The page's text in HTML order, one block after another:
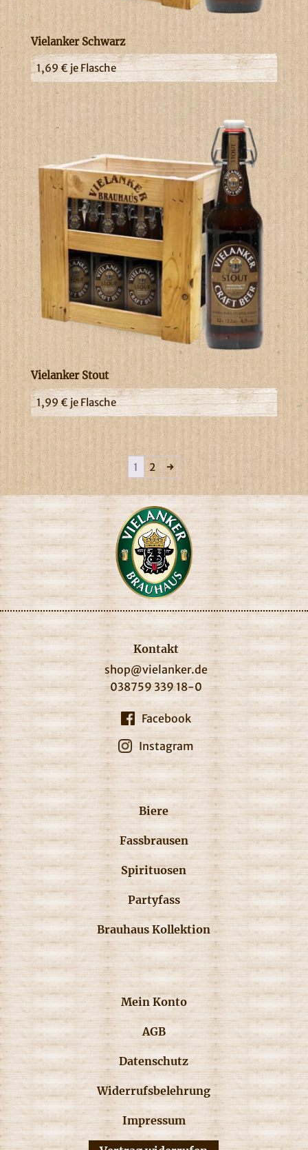
Vielanker Schwarz
1,69€je Flasche
Vielanker Stout
1,99€je Flasche
1 2 →
Kontakt
shop@vielanker.de
038759 339 18-0
Facebook
Instagram
Biere
Fassbrausen
Spirituosen
Partyfass
Brauhaus Kollektion
Mein Konto
AGB
Datenschutz
Widerrufsbelehrung
Impressum